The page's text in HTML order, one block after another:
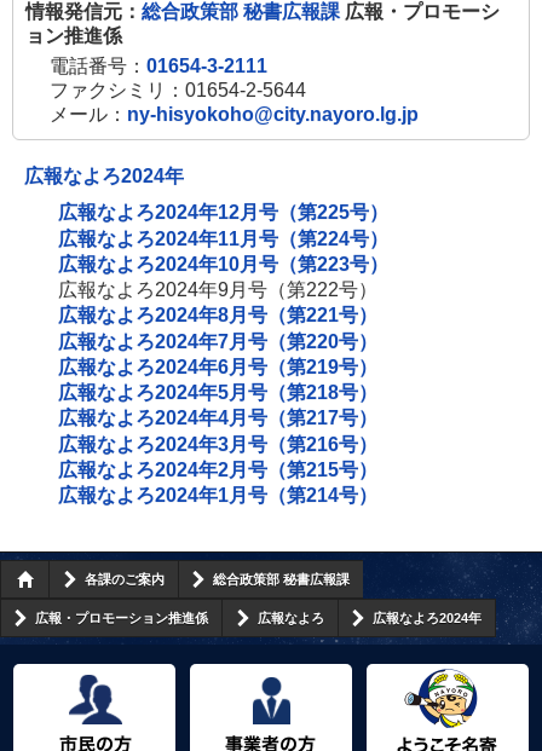
情報発信元： 総合政策部 秘書広報課 広報・プロモーシ
ョン推進係
電話番号： 01654-3-2111
ファクシミリ：01654-2-5644
メール： ny-hisyokoho@city.nayoro.lg.jp
広報なよろ2024年
広報なよろ2024年12月号（第225号）
広報なよろ2024年11月号（第224号）
広報なよろ2024年10月号（第223号）
広報なよろ2024年9月号（第222号）
広報なよろ2024年8月号（第221号）
広報なよろ2024年7月号（第220号）
広報なよろ2024年6月号（第219号）
広報なよろ2024年5月号（第218号）
広報なよろ2024年4月号（第217号）
広報なよろ2024年3月号（第216号）
広報なよろ2024年2月号（第215号）
広報なよろ2024年1月号（第214号）
各課のご案内 総合政策部 秘書広報課
広報・プロモーション推進係 広報なよろ 広報なよろ2024年